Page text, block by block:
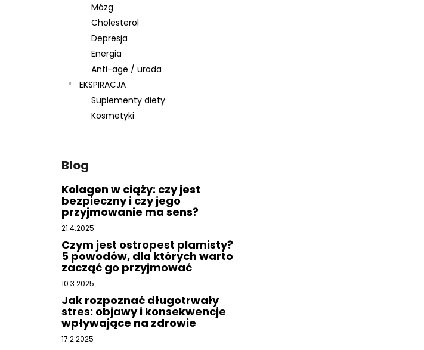
Mózg
Cholesterol
Depresja
Energia
Anti-age / uroda
EKSPIRACJA
Suplementy diety
Kosmetyki
Blog
Kolagen w ciąży: czy jest
bezpieczny i czy jego
przyjmowanie ma sens?
21.4.2025
Czym jest ostropest plamisty?
5 powodów, dla których warto
zacząć go przyjmować
10.3.2025
Jak rozpoznać długotrwały
stres: objawy i konsekwencje
wpływające na zdrowie
17.2.2025